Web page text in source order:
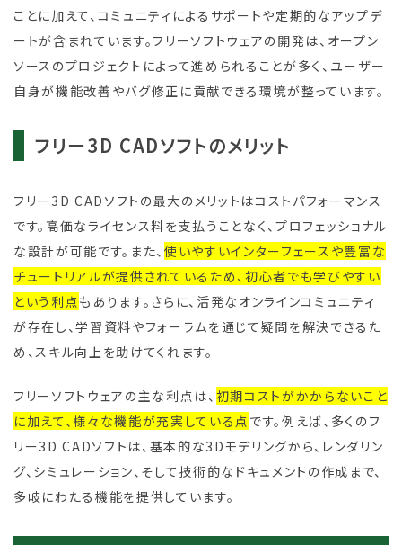
ことに加えて、コミュニティによるサポートや定期的なアップデ
ートが含まれています。フリーソフトウェアの開発は、オープン
ソースのプロジェクトによって進められることが多く、ユーザー
自身が機能改善やバグ修正に貢献できる環境が整っています。
フリー3D CADソフトのメリット
フリー3D CADソフトの最大のメリットはコストパフォーマンス
です。高価なライセンス料を支払うことなく、プロフェッショナル
な設計が可能です。また、使いやすいインターフェースや豊富な
チュートリアルが提供されているため、初心者でも学びやすい
という利点 もあります。さらに、活発なオンラインコミュニティ
が存在し、学習資料やフォーラムを通じて疑問を解決できるた
め、スキル向上を助けてくれます。
フリーソフトウェアの主な利点は、 初期コストがかからないこと
に加えて、様々な機能が充実している点 です。例えば、多くのフ
リー3D CADソフトは、基本的な3Dモデリングから、レンダリン
グ、シミュレーション、そして技術的なドキュメントの作成まで、
多岐にわたる機能を提供しています。